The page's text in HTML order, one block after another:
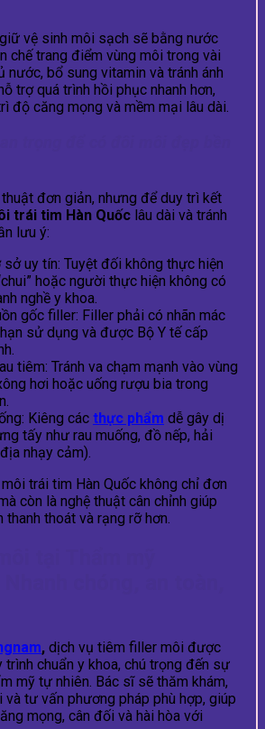
vệ sinh môi sạch sẽ bằng nước
chế trang điểm vùng môi trong vài
nước, bổ sung vitamin và tránh ánh
trợ quá trình hồi phục nhanh hơn,
độ căng mọng và mềm mại lâu dài.
đơn giản, nhưng để duy trì kết
trái tim Hàn Quốc lâu dài và tránh
lưu ý:
sở uy tín: Tuyệt đối không thực hiện
hoặc người thực hiện không có
nghề y khoa.
gốc filler: Filler phải có nhãn mác
sử dụng và được Bộ Y tế cấp
tiêm: Tránh va chạm mạnh vào vùng
hơi hoặc uống rượu bia trong
Kiêng các thực phẩm dễ gây dị
tấy như rau muống, đồ nếp, hải
nhạy cảm).
trái tim Hàn Quốc không chỉ đơn
còn là nghệ thuật cân chỉnh giúp
thoát và rạng rỡ hơn.
, dịch vụ tiêm filler môi được
chuẩn y khoa, chú trọng đến sự
mỹ tự nhiên. Bác sĩ sẽ thăm khám,
và tư vấn phương pháp phù hợp, giúp
mọng, cân đối và hài hòa với